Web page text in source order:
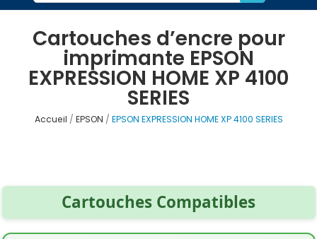
Cartouches d’encre pour
imprimante EPSON
EXPRESSION HOME XP 4100
SERIES
Accueil EPSON EPSON EXPRESSION HOME XP 4100 SERIES
Cartouches Compatibles